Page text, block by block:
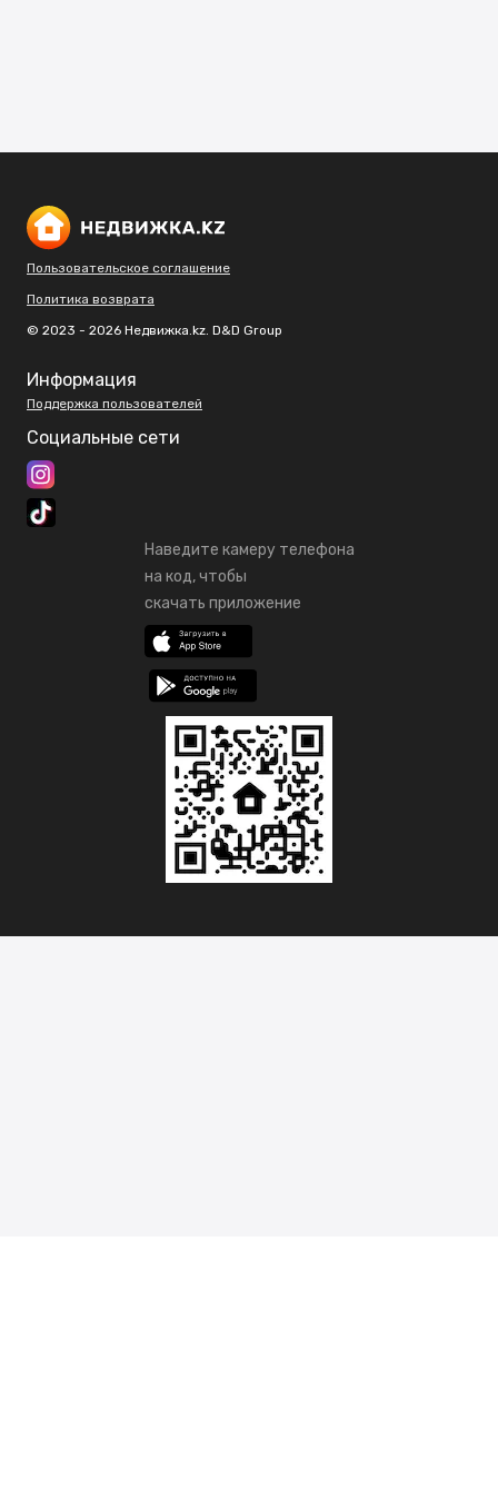
Пользовательское соглашение
Политика возврата
© 2023 - 2026 Недвижка.kz. D&D Group
Информация
Поддержка пользователей
Социальные сети
Наведите камеру телефона
на код, чтобы
скачать приложение